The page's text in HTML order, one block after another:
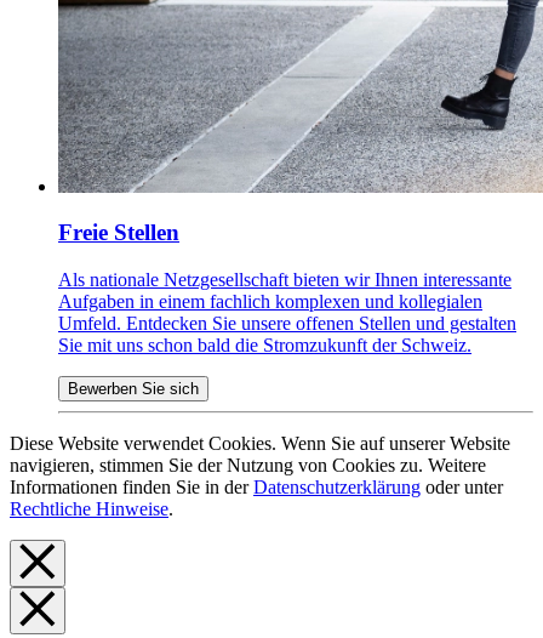
Freie Stellen
Als nationale Netzgesellschaft bieten wir Ihnen interessante
Aufgaben in einem fachlich komplexen und kollegialen
Umfeld. Entdecken Sie unsere offenen Stellen und gestalten
Sie mit uns schon bald die Stromzukunft der Schweiz.
Bewerben Sie sich
Diese Website verwendet Cookies. Wenn Sie auf unserer Website
navigieren, stimmen Sie der Nutzung von Cookies zu. Weitere
Informationen finden Sie in derDatenschutzerklärung oder unter
Rechtliche Hinweise.